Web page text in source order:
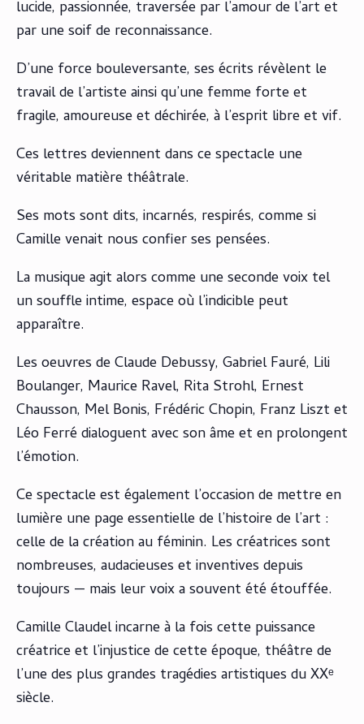
lucide, passionnée, traversée par l’amour de l’art et
par une soif de reconnaissance.
D’une force bouleversante, ses écrits révèlent le
travail de l’artiste ainsi qu’une femme forte et
fragile, amoureuse et déchirée, à l’esprit libre et vif.
Ces lettres deviennent dans ce spectacle une
véritable matière théâtrale.
Ses mots sont dits, incarnés, respirés, comme si
Camille venait nous confier ses pensées.
La musique agit alors comme une seconde voix tel
un souffle intime, espace où l’indicible peut
apparaître.
Les oeuvres de Claude Debussy, Gabriel Fauré, Lili
Boulanger, Maurice Ravel, Rita Strohl, Ernest
Chausson, Mel Bonis, Frédéric Chopin, Franz Liszt et
Léo Ferré dialoguent avec son âme et en prolongent
l’émotion.
Ce spectacle est également l’occasion de mettre en
lumière une page essentielle de l’histoire de l’art :
celle de la création au féminin. Les créatrices sont
nombreuses, audacieuses et inventives depuis
toujours — mais leur voix a souvent été étouffée.
Camille Claudel incarne à la fois cette puissance
créatrice et l’injustice de cette époque, théâtre de
l’une des plus grandes tragédies artistiques du XXᵉ
siècle.